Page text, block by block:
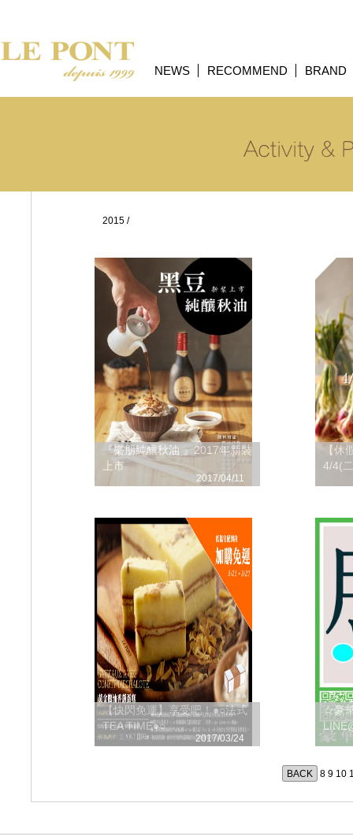
NEWS RECOMMEND BRAND
2015 /
『樂朋純釀秋油 』2017年新裝
上市
2017/04/11
【休
4/4(
【快閃免運】享受吧！●○法式
TEA TIME●○
2017/03/24
☆豪
BACK 8 9 10